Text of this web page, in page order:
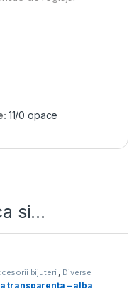
11/0 opace
si...
bijuterii, Diverse
transparenta – alba